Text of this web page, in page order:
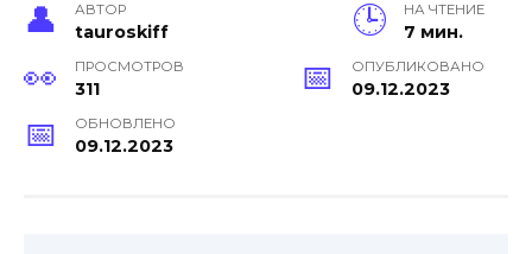
АВТОР
tauroskiff
НА ЧТЕНИЕ
7 мин.
ПРОСМОТРОВ
311
ОПУБЛИКОВАНО
09.12.2023
ОБНОВЛЕНО
09.12.2023